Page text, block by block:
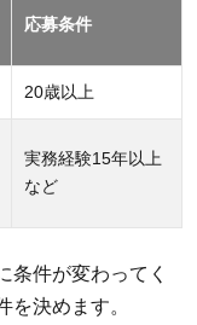
応募条件
20歳以上
実務経験15年以上
など
条件が変わってく
を決めます。